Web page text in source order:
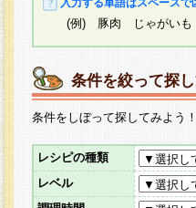
(例) 豚肉 じゃがいも
条件を絞って探
条件をしぼって探してみよう！
レシピの種類
レベル